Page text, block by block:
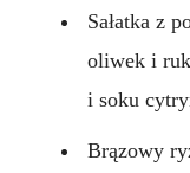
Sałatka z
oliwek i
i soku
Brązowy